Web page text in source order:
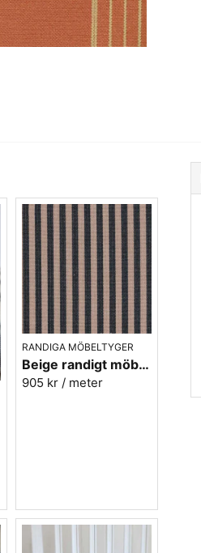
RANDIGA MÖBELTYGER
Beige randigt möbeltyg - Lill rand nr.391
905 kr / meter